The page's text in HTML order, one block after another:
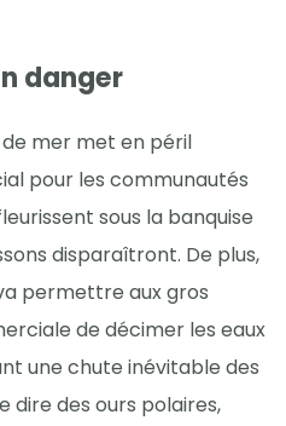
danger
mer met en péril
pour les communautés
sous la banquise
disparaîtront. De plus,
permettre aux gros
de décimer les eaux
une chute inévitable des
dire des ours polaires,